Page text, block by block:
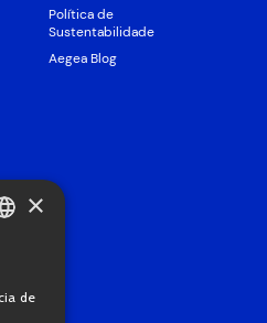
Política de
Sustentabilidade
Aegea Blog
×
de